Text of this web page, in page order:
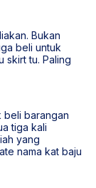
Bukan
beli untuk
skirt tu. Paling
beli barangan
tiga kali
yang
nama kat baju